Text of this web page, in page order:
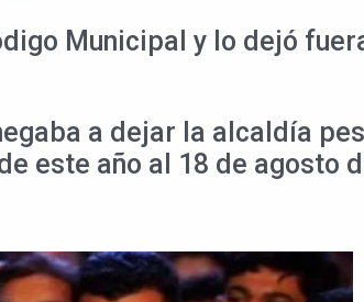
Municipal y lo dejó
a dejar la alcaldía
este año al 18 de agosto